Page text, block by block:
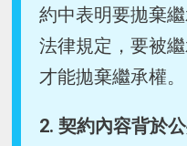
約中表明要拋棄
法律規定，要被
才能拋棄繼承權。
2. 契約內容背於